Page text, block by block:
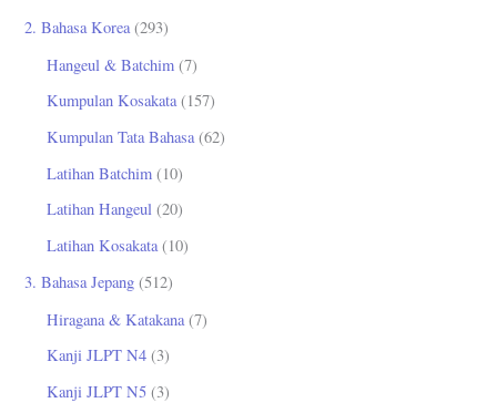
2. Bahasa Korea(293)
Hangeul & Batchim (7)
Kumpulan Kosakata(157)
Kumpulan Tata Bahasa(62)
Latihan Batchim (10)
Latihan Hangeul (20)
Latihan Kosakata(10)
3. Bahasa Jepang (512)
Hiragana & Katakana (7)
Kanji JLPT N4 (3)
Kanji JLPT N5 (3)